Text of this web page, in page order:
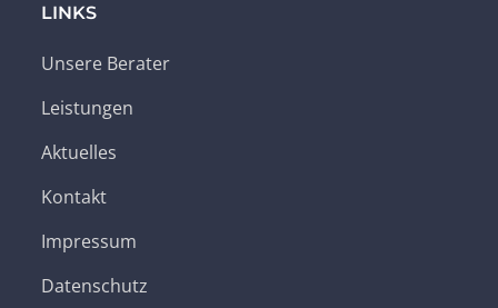
LINKS
Unsere Berater
Leistungen
Aktuelles
Kontakt
Impressum
Datenschutz